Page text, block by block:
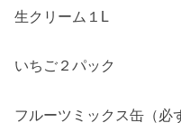
生クリーム１L
いちご２パック
フルーツミックス缶（必